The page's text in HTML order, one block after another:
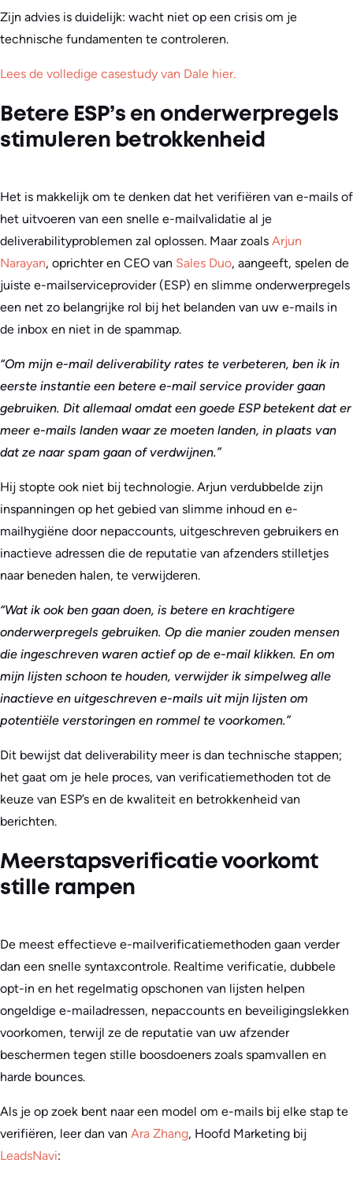
Zijn advies is duidelijk: wacht niet op een crisis om je
technische fundamenten te controleren.
Lees de volledige casestudy van Dale hier.
Betere ESP’s en onderwerpregels
stimuleren betrokkenheid
Het is makkelijk om te denken dat het verifiëren van e-mails of
het uitvoeren van een snelle e-mailvalidatie al je
deliverabilityproblemen zal oplossen. Maar zoals Arjun
Narayan, oprichter en CEO van Sales Duo, aangeeft, spelen de
juiste e-mailserviceprovider (ESP) en slimme onderwerpregels
een net zo belangrijke rol bij het belanden van uw e-mails in
de inbox en niet in de spammap.
“Om mijn e-mail deliverability rates te verbeteren, ben ik in
eerste instantie een betere e-mail service provider gaan
gebruiken. Dit allemaal omdat een goede ESP betekent dat er
meer e-mails landen waar ze moeten landen, in plaats van
dat ze naar spam gaan of verdwijnen.”
Hij stopte ook niet bij technologie. Arjun verdubbelde zijn
inspanningen op het gebied van slimme inhoud en e-
mailhygiëne door nepaccounts, uitgeschreven gebruikers en
inactieve adressen die de reputatie van afzenders stilletjes
naar beneden halen, te verwijderen.
“Wat ik ook ben gaan doen, is betere en krachtigere
onderwerpregels gebruiken. Op die manier zouden mensen
die ingeschreven waren actief op de e-mail klikken. En om
mijn lijsten schoon te houden, verwijder ik simpelweg alle
inactieve en uitgeschreven e-mails uit mijn lijsten om
potentiële verstoringen en rommel te voorkomen.”
Dit bewijst dat deliverability meer is dan technische stappen;
het gaat om je hele proces, van verificatiemethoden tot de
keuze van ESP’s en de kwaliteit en betrokkenheid van
berichten.
Meerstapsverificatie voorkomt
stille rampen
De meest effectieve e-mailverificatiemethoden gaan verder
dan een snelle syntaxcontrole. Realtime verificatie, dubbele
opt-in en het regelmatig opschonen van lijsten helpen
ongeldige e-mailadressen, nepaccounts en beveiligingslekken
voorkomen, terwijl ze de reputatie van uw afzender
beschermen tegen stille boosdoeners zoals spamvallen en
harde bounces.
Als je op zoek bent naar een model om e-mails bij elke stap te
verifiëren, leer dan van Ara Zhang, Hoofd Marketing bij
LeadsNavi: